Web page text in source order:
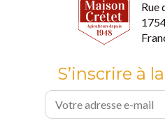
Rue
S’inscrire à